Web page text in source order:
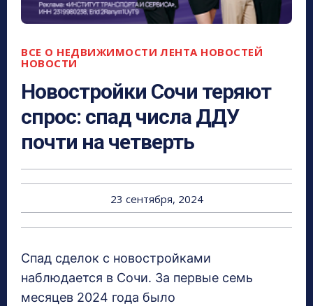
ВСЕ О НЕДВИЖИМОСТИ ЛЕНТА НОВОСТЕЙ
НОВОСТИ
Новостройки Сочи теряют
спрос: спад числа ДДУ
почти на четверть
23 сентября, 2024
Спад сделок с новостройками
наблюдается в Сочи. За первые семь
месяцев 2024 года было